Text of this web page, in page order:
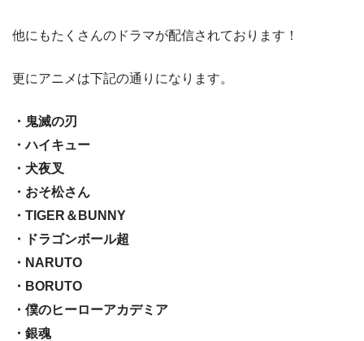
他にもたくさんのドラマが配信されております！
更にアニメは下記の通りになります。
・鬼滅の刃
・ハイキュー
・犬夜叉
・おそ松さん
・TIGER＆BUNNY
・ドラゴンボール超
・NARUTO
・BORUTO
・僕のヒーローアカデミア
・銀魂